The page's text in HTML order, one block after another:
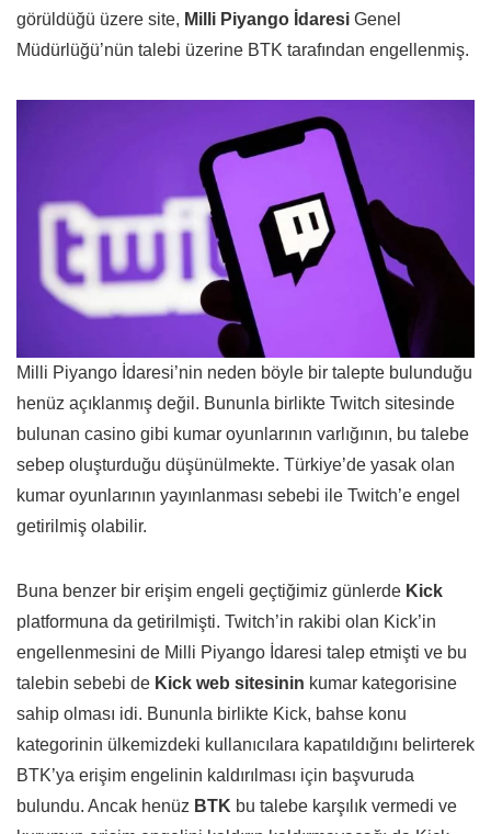
görüldüğü üzere site, Milli Piyango İdaresi Genel
Müdürlüğü’nün talebi üzerine BTK tarafından engellenmiş.
Milli Piyango İdaresi’nin neden böyle bir talepte bulunduğu
henüz açıklanmış değil. Bununla birlikte Twitch sitesinde
bulunan casino gibi kumar oyunlarının varlığının, bu talebe
sebep oluşturduğu düşünülmekte. Türkiye’de yasak olan
kumar oyunlarının yayınlanması sebebi ile Twitch’e engel
getirilmiş olabilir.
Buna benzer bir erişim engeli geçtiğimiz günlerde Kick
platformuna da getirilmişti. Twitch’in rakibi olan Kick’in
engellenmesini de Milli Piyango İdaresi talep etmişti ve bu
talebin sebebi de Kick web sitesinin kumar kategorisine
sahip olması idi. Bununla birlikte Kick, bahse konu
kategorinin ülkemizdeki kullanıcılara kapatıldığını belirterek
BTK’ya erişim engelinin kaldırılması için başvuruda
bulundu. Ancak henüz BTK bu talebe karşılık vermedi ve